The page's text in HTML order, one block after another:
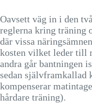
Oavsett väg in i den
reglerna kring träning
där vissa
kosten vilket leder till
andra går bantningen
sedan självframkallad
kompenserar
hårdare träning).